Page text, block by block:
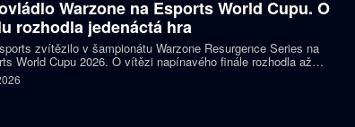
Warzone na Esports World Cupu. O
rozhodla jedenáctá hra
zvítězilo v šampionátu Warzone Resurgence Series na
World Cupu 2026. O vítězi napínavého finále rozhodla až
hra, do které vstupovalo s šancí na titul hned pět týmů.